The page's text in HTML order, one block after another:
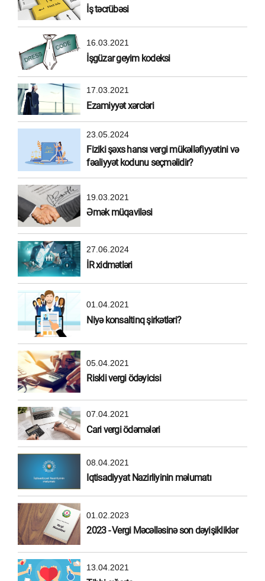
İş təcrübəsi
16.03.2021
İşgüzar geyim kodeksi
17.03.2021
Ezamiyyət xərcləri
23.05.2024
Fiziki şəxs hansı vergi mükəlləfiyyətini və
fəaliyyət kodunu seçməlidir?
19.03.2021
Əmək müqaviləsi
27.06.2024
İR xidmətləri
01.04.2021
Niyə konsaltinq şirkətləri?
05.04.2021
Riskli vergi ödəyicisi
07.04.2021
Cari vergi ödəmələri
08.04.2021
Iqtisadiyyat Nazirliyinin məlumatı
01.02.2023
2023 - Vergi Məcəlləsinə son dəyişikliklər
13.04.2021